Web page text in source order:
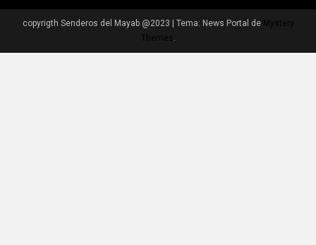
copyrigth Senderos del Mayab @2023 Tema: News Portal de Mystery
Themes .